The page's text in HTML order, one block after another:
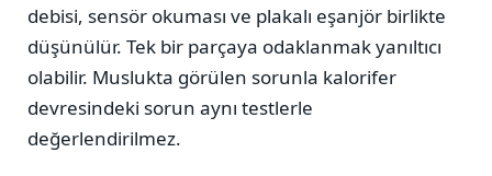
debisi, sensör okuması ve plakalı eşanjör birlikte
düşünülür. Tek bir parçaya odaklanmak yanıltıcı
olabilir. Muslukta görülen sorunla kalorifer
devresindeki sorun aynı testlerle
değerlendirilmez.